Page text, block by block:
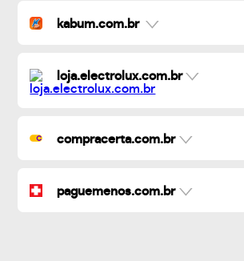
kabum.com.br
loja.electrolux.com.br
compracerta.com.br
paguemenos.com.br